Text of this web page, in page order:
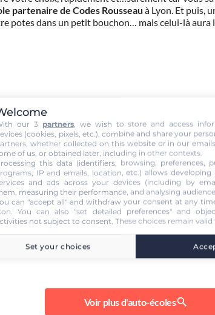
partenaire de Codes Rousseau à Lyon. Et puis,
potes dans un petit bouchon… mais celui-là aura
Voir plus d'auto-écoles
our 3 partners, we wish to store and access
(cookies, pixels, etc.), combine and share your
whether collected on this website or in our
of us, or obtained later, including in other contexts.
this data (identifiers, browsing, preferences,
IP and emails, location, etc.) allows developing
and ads across your devices (including by
measuring their performance, and analysing
can "accept all" and withdraw your consent at any
. You can also "set detailed preferences" and
not subject to consent. These choices remain
Set your choices